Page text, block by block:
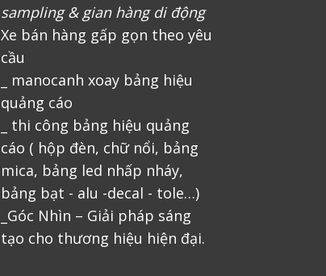
sampling & gian hàng di động
Xe bán hàng gấp gọn theo yêu
cầu
_ manocanh xoay bảng hiệu
quảng cáo
_ thi công bảng hiệu quảng
cáo ( hộp đèn, chữ nổi, bảng
mica, bảng led nhấp nháy,
bảng bạt - alu -decal - tole…)
_Góc Nhìn – Giải pháp sáng
tạo cho thương hiệu hiện đại.